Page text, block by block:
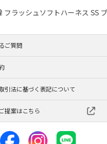
フラッシュソフトハーネス SS
ご質問
引法に基づく表記について
提案はこちら